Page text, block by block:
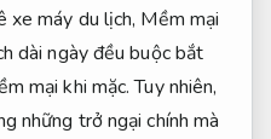
xe máy du lịch, Mềm mại
dài ngày đều buộc bắt
mại khi mặc.Tuy nhiên,
những trở ngại chính mà